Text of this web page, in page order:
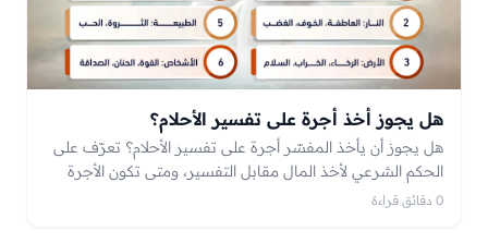
هل يجوز أخذ أجرة على تفسير الأحلام؟
هل يجوز أن يأخذ المفسّر أجرة على تفسير الأحلام؟ تعرّف على
الحكم الشرعي لأخذ المال مقابل التفسير، ومتى تكون الأجرة
مباحة ومتى تصبح مشبوهة أو محرّمة، وضوابط للسائل
0 دقائق قراءة